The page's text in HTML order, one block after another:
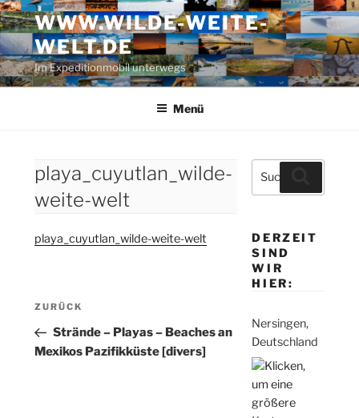
Zum
Inhalt
springen
WWW.WILDE-WEITE-
WELT.DE
Im Expeditionmobil unterwegs
Menü
playa_cuyutlan_wilde-
weite-welt
playa_cuyutlan_wilde-weite-welt
Beitragsnavigation
Vorheriger
Beitrag
ZURÜCK
Strände – Playas – Beaches an
Mexikos Pazifikküste [divers]
Suche
nach:
DERZEIT
SIND
WIR
HIER:
Nersingen,
Deutschland